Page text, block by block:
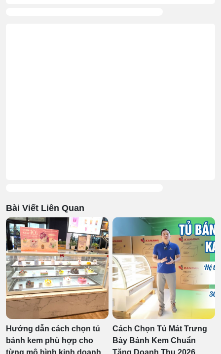
Bài Viết Liên Quan
Hướng dẫn cách chọn tủ
bánh kem phù hợp cho
từng mô hình kinh doanh
Cách Chọn Tủ Mát Trưng
Bày Bánh Kem Chuẩn
Tăng Doanh Thu 2026